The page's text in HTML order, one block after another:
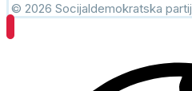
© 2026 Socijaldemokratska